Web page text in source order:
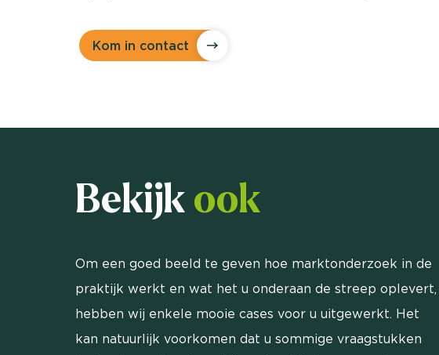
Kom in contact
Bekijkook
Om een goed beeld te geven hoe marktonderzoek in de
praktijk werkt en wat het u onderaan de streep oplevert,
hebben wij enkele mooie cases voor u uitgewerkt. Het
kan natuurlijk voorkomen dat u sommige vraagstukken